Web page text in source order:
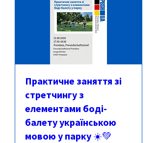
Практичне заняття зі
стретчингу з
елементами боді-
балету українською
мовою у парку ☀️💚